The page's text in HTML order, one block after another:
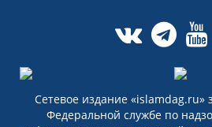
Сетевое издание «islamdag.ru»
Федеральной службе по